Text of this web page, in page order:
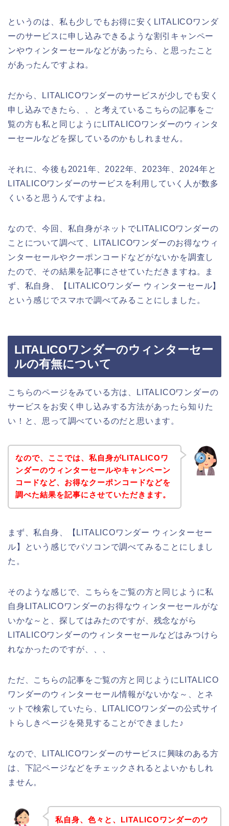
というのは、私も少しでもお得に安くLITALICOワンダ
ーのサービスに申し込みできるような割引キャンペー
ンやウィンターセールなどがあったら、と思ったこと
があったんですよね。
だから、LITALICOワンダーのサービスが少しでも安く
申し込みできたら、、と考えているこちらの記事をご
覧の方も私と同じようにLITALICOワンダーのウィンタ
ーセールなどを探しているのかもしれません。
それに、今後も2021年、2022年、2023年、2024年と
LITALICOワンダーのサービスを利用していく人が数多
くいると思うんですよね。
なので、今回、私自身がネットでLITALICOワンダーの
ことについて調べて、LITALICOワンダーのお得なウィ
ンターセールやクーポンコードなどがないかを調査し
たので、その結果を記事にさせていただきますね。ま
ず、私自身、【LITALICOワンダー ウィンターセール】
という感じでスマホで調べてみることにしました。
LITALICOワンダーのウィンターセー
ルの有無について
こちらのページをみている方は、LITALICOワンダーの
サービスをお安く申し込みする方法があったら知りた
い！と、思って調べているのだと思います。
なので、ここでは、私自身がLITALICOワ
ンダーのウィンターセールやキャンペーン
コードなど、お得なクーポンコードなどを
調べた結果を記事にさせていただきます。
まず、私自身、【LITALICOワンダー ウィンターセー
ル】という感じでパソコンで調べてみることにしまし
た。
そのような感じで、こちらをご覧の方と同じように私
自身LITALICOワンダーのお得なウィンターセールがな
いかな～と、探してはみたのですが、残念ながら
LITALICOワンダーのウィンターセールなどはみつけら
れなかったのですが、、、
ただ、こちらの記事をご覧の方と同じようにLITALICO
ワンダーのウィンターセール情報がないかな～、とネ
ットで検索していたら、LITALICOワンダーの公式サイ
トらしきページを発見することができました♪
なので、LITALICOワンダーのサービスに興味のある方
は、下記ページなどをチェックされるとよいかもしれ
ません。
私自身、色々と、LITALICOワンダーのウ